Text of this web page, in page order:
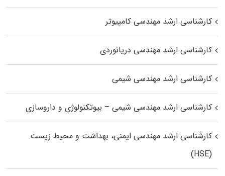
کارشناسی ارشد مهندسی کامپیوتر
کارشناسی ارشد مهندسی دریانوردی
کارشناسی ارشد مهندسی شیمی
کارشناسی ارشد مهندسی شیمی – بیوتکنولوژی و داروسازی
کارشناسی ارشد مهندسی ایمنی، بهداشت و محیط زیست
(HSE)